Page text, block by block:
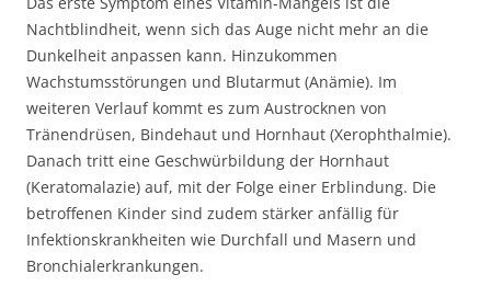
Nachtblindheit, wenn sich das Auge nicht mehr an die
Dunkelheit anpassen kann. Hinzukommen
Wachstumsstörungen und Blutarmut (Anämie). Im
weiteren Verlauf kommt es zum Austrocknen von
Tränendrüsen, Bindehaut und Hornhaut (Xerophthalmie).
Danach tritt eine Geschwürbildung der Hornhaut
(Keratomalazie) auf, mit der Folge einer Erblindung. Die
betroffenen Kinder sind zudem stärker anfällig für
Infektionskrankheiten wie Durchfall und Masern und
Bronchialerkrankungen.